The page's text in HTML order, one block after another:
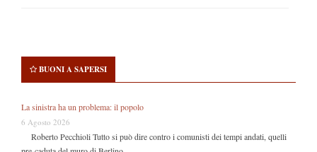
BUONI A SAPERSI
La sinistra ha un problema: il popolo
6 Agosto 2026
Roberto Pecchioli Tutto si può dire contro i comunisti dei tempi andati, quelli